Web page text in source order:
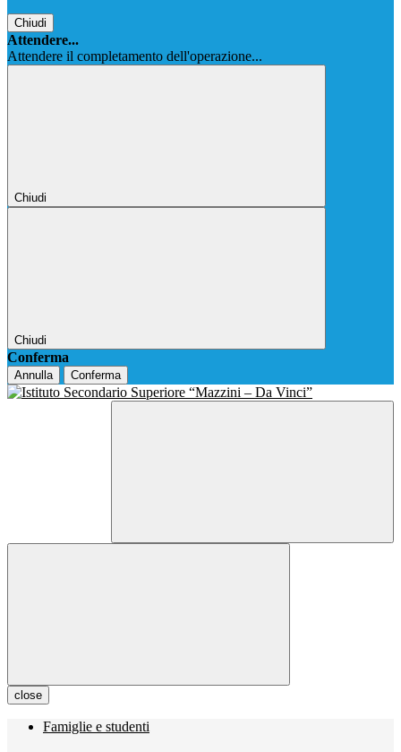
Chiudi
Attendere...
Attendere il completamento dell'operazione...
Chiudi
Chiudi
Conferma
Annulla Conferma
close
Famiglie e studenti